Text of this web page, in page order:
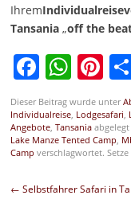
Ihrem
Tansania„off the
Dieser Beitrag wurde unter
Individualreise, Lodgesafari
Angebote, Tansania
Lake Manze Tented Camp
Camp verschlagwortet.
Beitragsnavigation
← Selbstfahrer Safari in